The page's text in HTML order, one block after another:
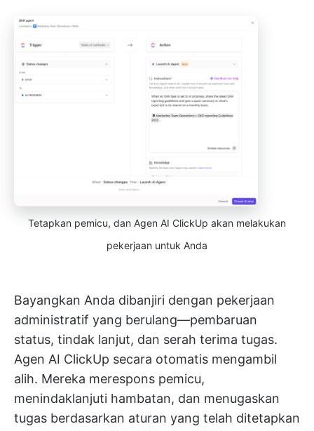
Tetapkan pemicu, dan Agen AI ClickUp akan melakukan
pekerjaan untuk Anda
Bayangkan Anda dibanjiri dengan pekerjaan
administratif yang berulang—pembaruan
status, tindak lanjut, dan serah terima tugas.
Agen AI ClickUp secara otomatis mengambil
alih. Mereka merespons pemicu,
menindaklanjuti hambatan, dan menugaskan
tugas berdasarkan aturan yang telah ditetapkan